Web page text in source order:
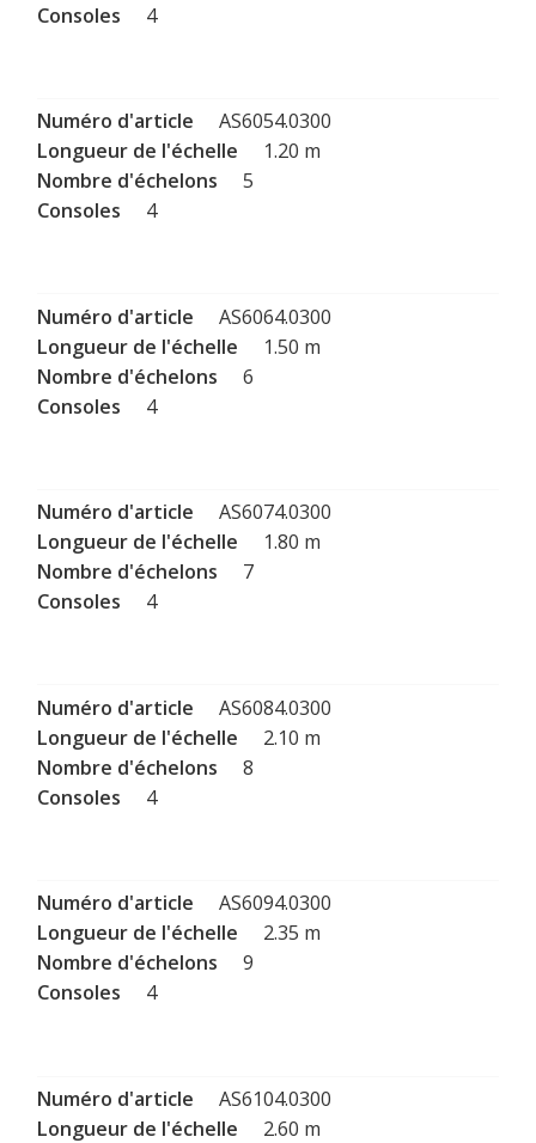
4
AS6054.0300
1.20 m
5
4
AS6064.0300
1.50 m
6
4
AS6074.0300
1.80 m
7
4
AS6084.0300
2.10 m
8
4
AS6094.0300
2.35 m
9
4
AS6104.0300
2.60 m